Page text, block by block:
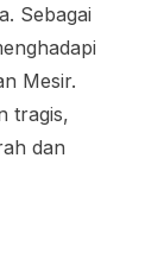
Sebagai
Mesir.
tragis,
dan